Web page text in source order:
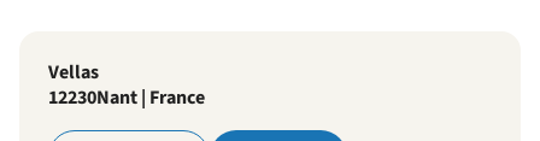
Vellas
12230Nant | France